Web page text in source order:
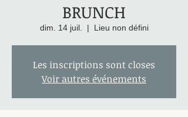
BRUNCH
dim. 14 juil.
  |
Lieu non défini
Les inscriptions sont closes
Voir autres événements